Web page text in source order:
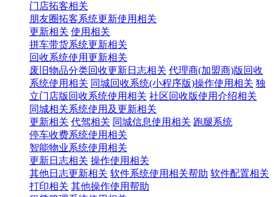
门店拓客相关
朋友圈拓客系统更新使用相关
更新相关 使用相关
拼车带货系统更新相关
回收系统使用更新相关
废旧物品分类回收更新日志相关 代理商(加盟商)版回收
系统使用相关 同城回收系统(小程序版)操作使用相关 独
立门店版回收系统使用相关 社区回收版使用介绍相关
同城相关系统使用及更新相关
更新相关 代驾相关 同城信息使用相关 跑腿系统
停车收费系统使用相关
智能物业系统使用相关
更新日志相关 操作使用相关
其他日志更新相关 软件系统使用相关帮助 软件配置相关
打印相关 其他操作使用帮助